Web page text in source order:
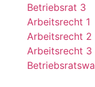
Betriebsrat 3
Arbeitsrecht 1
Arbeitsrecht 2
Arbeitsrecht 3